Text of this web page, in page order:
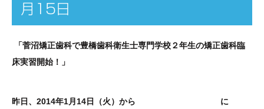
月15日
「菅沼矯正歯科で豊橋歯科衛生士専門学校２年生の矯正歯科臨
床実習開始！」
昨日、2014年1月14日（火）から に